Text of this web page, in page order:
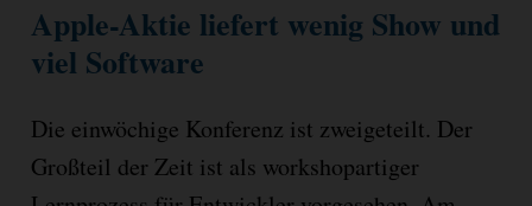
Apple-Aktie liefert wenig Show und
viel Software
Die einwöchige Konferenz ist zweigeteilt. Der
Großteil der Zeit ist als workshopartiger